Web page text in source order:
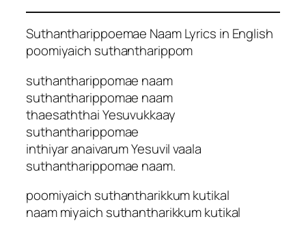
Suthantharippoemae Naam Lyrics in English
poomiyaich suthantharippom
suthantharippomae naam
suthantharippomae naam
thaesaththai Yesuvukkaay
suthantharippomae
inthiyar anaivarum Yesuvil vaala
suthantharippomae naam.
poomiyaich suthantharikkum kutikal
naam miyaich suthantharikkum kutikal